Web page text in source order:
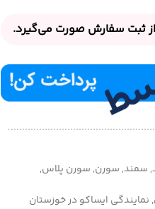
ثبت سفارش صورت می‌گیرد.
, سمند, سورن, سورن پلاس,
, نمایندگی ایساکو در خوزستان